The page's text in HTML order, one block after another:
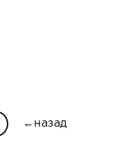
←назад